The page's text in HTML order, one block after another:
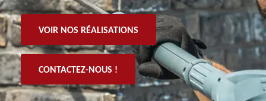
VOIR NOS RÉALISATIONS
CONTACTEZ-NOUS !